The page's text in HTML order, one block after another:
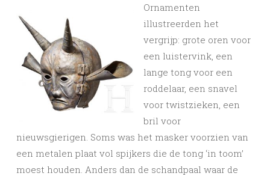
Ornamenten
illustreerden het
vergrijp: grote oren voor
een luistervink, een
lange tong voor een
roddelaar, een snavel
voor twistzieken, een
bril voor
nieuwsgierigen. Soms was het masker voorzien van
een metalen plaat vol spijkers die de tong ‘in toom’
moest houden. Anders dan de schandpaal waar de